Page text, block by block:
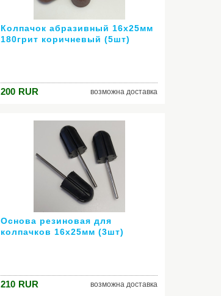
Колпачок абразивный 16х25мм
180грит коричневый (5шт)
200 RUR возможна доставка
Основа резиновая для
колпачков 16х25мм (3шт)
210 RUR возможна доставка